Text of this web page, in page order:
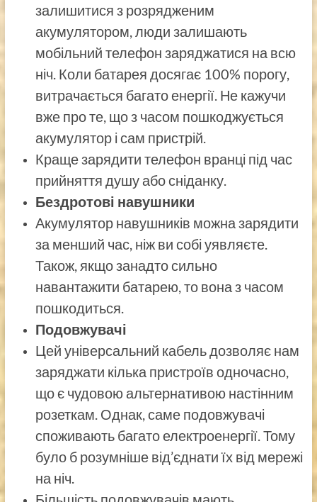
залишитися з розрядженим
акумулятором, люди залишають
мобільний телефон заряджатися на всю
ніч. Коли батарея досягає 100% порогу,
витрачається багато енергії. Не кажучи
вже про те, що з часом пошкоджується
акумулятор і сам пристрій.
Краще зарядити телефон вранці під час
прийняття душу або сніданку.
Бездротові навушники
Акумулятор навушників можна зарядити
за менший час, ніж ви собі уявляєте.
Також, якщо занадто сильно
навантажити батарею, то вона з часом
пошкодиться.
Подовжувачі
Цей універсальний кабель дозволяє нам
заряджати кілька пристроїв одночасно,
що є чудовою альтернативою настінним
розеткам. Однак, саме подовжувачі
споживають багато електроенергії. Тому
було б розумніше від’єднати їх від мережі
на ніч.